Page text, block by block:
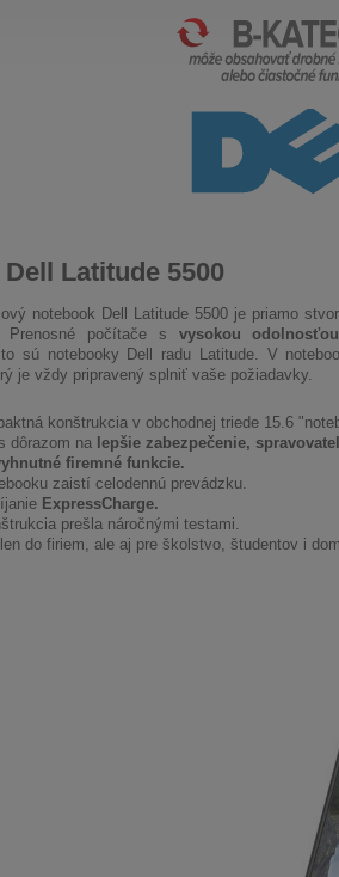
Latitude 5500
notebook Dell Latitude 5500 je priamo
Prenosné počítače s vysokou
sú notebooky Dell radu Latitude. V
je vždy pripravený splniť vaše požiadavky.
konštrukcia v obchodnej triede 15.6
dôrazom na lepšie zabezpečenie,
firemné funkcie.
zaistí celodennú prevádzku.
ExpressCharge.
prešla náročnými testami.
do firiem, ale aj pre školstvo, študentov i